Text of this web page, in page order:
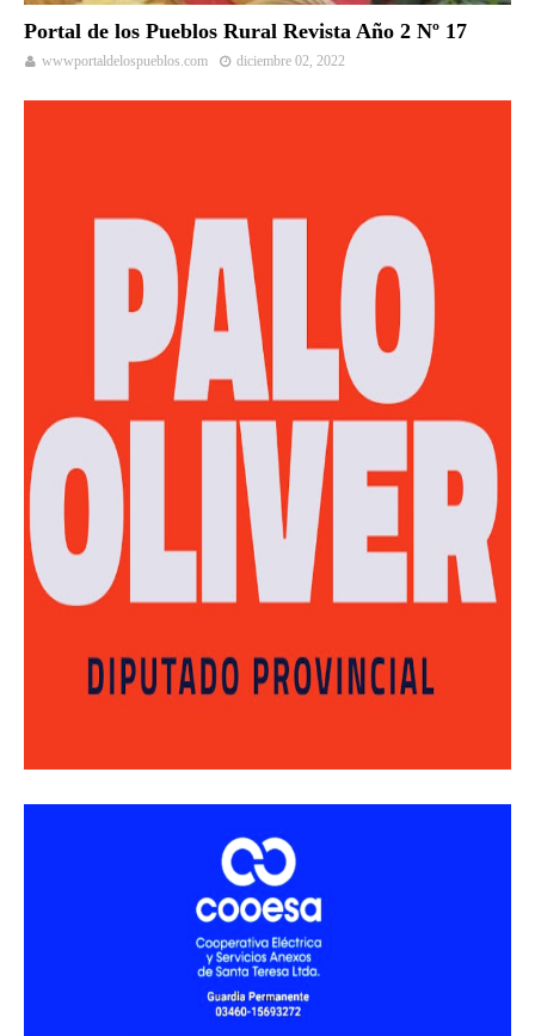
Portal de los Pueblos Rural Revista Año 2 Nº 17
wwwportaldelospueblos.com diciembre 02, 2022